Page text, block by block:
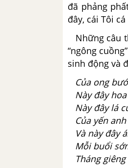
đã phảng
đây, cái Tôi
Những câu
“ngông
sinh động và
Của ong
Này đây
Này đây lá
Của yến
Và này đây
Mỗi buổi
Tháng